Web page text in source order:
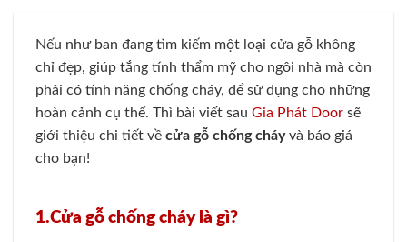
Nếu như ban đang tìm kiếm một loại cửa gỗ không
chỉ đẹp, giúp tắng tính thẩm mỹ cho ngôi nhà mà còn
phải có tính năng chống cháy, để sử dụng cho những
hoàn cảnh cụ thể. Thì bài viết sau Gia Phát Door sẽ
giới thiệu chi tiết về cửa gỗ chống cháyvà báo giá
cho bạn!
1.Cửa gỗ chống cháy là gì?